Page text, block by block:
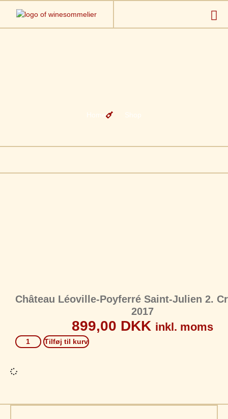
Home Shop
Château Léoville-Poyferré Saint-Julien 2.
2017
899,00 DKK inkl. moms
Tilføj til kurv